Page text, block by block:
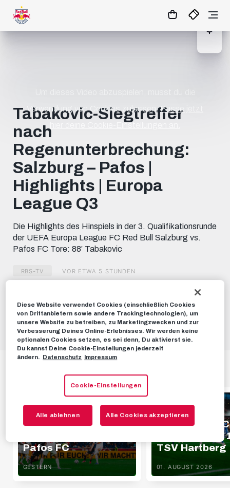
MATCHCENTER
Verwendung von Cookies zulassen.Passe jetzt
hier deine Cookie-Einstellungen an.
Tabakovic-Siegtreffer
nach
Regenunterbrechung:
Salzburg – Pafos |
Highlights | Europa
League Q3
Die Highlights des Hinspiels in der 3. Qualifikationsrunde
der UEFA Europa League FC Red Bull Salzburg vs.
Pafos FC Tore: 88’ Tabakovic
RBS-TV VOR ETWA 5 STUNDEN
Dieses Video teilen:
Tweet
HIGHLIGHTS
Highlights | FC Red
Pafos FC
GESTERN
HIGHLIGHTS
Highlights |
Bull Salzburg
TSV Hartberg
01. AUGUST 2026
Diese Website verwendet Cookies (einschließlich Cookies
von Drittanbietern sowie andere Trackingtechnologien), um
unsere Website zu betreiben, zu Marketingzwecken und zur
Verbesserung Deines Online-Erlebnisses. Wir werden keine
optionalen Cookies setzen, es sei denn, Du aktivierst sie.
Du kannst Deine Cookie-Einstellungen jederzeit
ändern. Datenschutz Impressum
Cookie-Einstellungen
Alle ablehnen Alle Cookies akzeptieren